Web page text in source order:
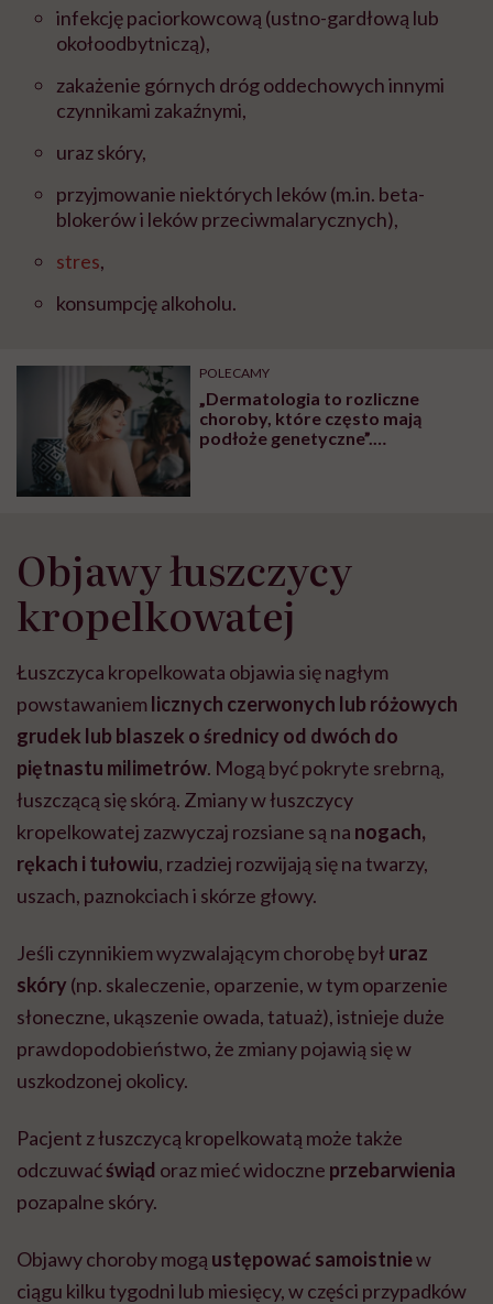
infekcję paciorkowcową (ustno-gardłową lub
okołoodbytniczą),
zakażenie górnych dróg oddechowych innymi
czynnikami zakaźnymi,
uraz skóry,
przyjmowanie niektórych leków (m.in. beta-
blokerów i leków przeciwmalarycznych),
stres,
konsumpcję alkoholu.
POLECAMY
„Dermatologia to rozliczne
choroby, które często mają
podłoże genetyczne”.
Objawy łuszczycy
kropelkowatej
Łuszczyca kropelkowata objawia się nagłym
powstawaniemlicznych czerwonych lub różowych
grudek lub blaszek o średnicy od dwóch do
piętnastu milimetrów. Mogą być pokryte srebrną,
łuszczącą się skórą. Zmiany w łuszczycy
kropelkowatej zazwyczaj rozsiane są na nogach,
rękach i tułowiu, rzadziej rozwijają się na twarzy,
uszach, paznokciach i skórze głowy.
Jeśli czynnikiem wyzwalającym chorobę był uraz
skóry (np. skaleczenie, oparzenie, w tym oparzenie
słoneczne, ukąszenie owada, tatuaż), istnieje duże
prawdopodobieństwo, że zmiany pojawią się w
uszkodzonej okolicy.
Pacjent z łuszczycą kropelkowatą może także
odczuwaćświąd oraz mieć widoczne przebarwienia
pozapalne skóry.
Objawy choroby mogą ustępować samoistniew
ciągu kilku tygodni lub miesięcy, w części przypadków